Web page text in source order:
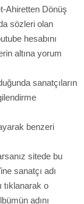
Ahiretten Dönüş
sözleri olan
hesabını
altına yorum
sanatçıların
benzeri
sitede bu
sanatçı adı
tıklanarak o
adını